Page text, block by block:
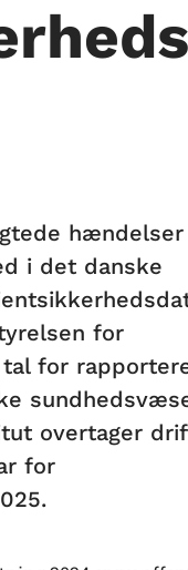
i det danske
for
for
overtager
for